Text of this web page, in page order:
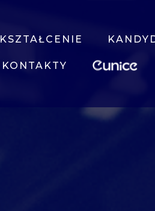
KSZTAŁCENIE
KONTAKTY